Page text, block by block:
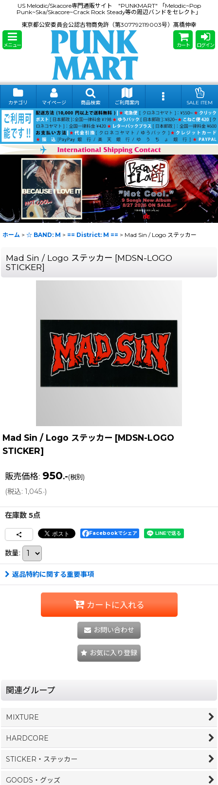
US Melodic/Skacore専門通販サイト "PUNKMART" 「Melodic~Pop
Punk~Ska/Skacore~Crack Rock Steady等の周辺バンドをセレクト」
東京都公安委員会公認古物商免許（第307792119003号）髙橋伸幸
メニュー カート ログイン
カテゴリ マイページ 商品検索 ご利用案内 SALE ITEM
ホーム > ☆ BAND: M > == District: M == > Mad Sin / Logo ステッカー
Mad Sin / Logo ステッカー [MDSN-LOGO
STICKER]
Mad Sin / Logo ステッカー [MDSN-LOGO
STICKER]
販売価格: 950.-(税別)
(税込: 1,045.-)
在庫数 5点
Facebookでシェア
数量:
返品特約に関する重要事項
カートに入れる
お問い合わせ
お気に入り登録
関連グループ
MIXTURE
HARDCORE
STICKER・ステッカー
GOODS・グッズ